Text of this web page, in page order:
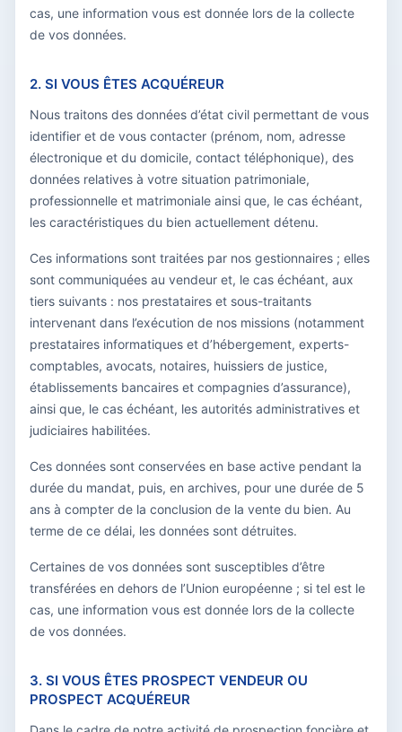
cas, une information vous est donnée lors de la collecte
de vos données.
2. SI VOUS ÊTES ACQUÉREUR
Nous traitons des données d’état civil permettant de vous
identifier et de vous contacter (prénom, nom, adresse
électronique et du domicile, contact téléphonique), des
données relatives à votre situation patrimoniale,
professionnelle et matrimoniale ainsi que, le cas échéant,
les caractéristiques du bien actuellement détenu.
Ces informations sont traitées par nos gestionnaires ; elles
sont communiquées au vendeur et, le cas échéant, aux
tiers suivants : nos prestataires et sous-traitants
intervenant dans l’exécution de nos missions (notamment
prestataires informatiques et d’hébergement, experts-
comptables, avocats, notaires, huissiers de justice,
établissements bancaires et compagnies d’assurance),
ainsi que, le cas échéant, les autorités administratives et
judiciaires habilitées.
Ces données sont conservées en base active pendant la
durée du mandat, puis, en archives, pour une durée de 5
ans à compter de la conclusion de la vente du bien. Au
terme de ce délai, les données sont détruites.
Certaines de vos données sont susceptibles d’être
transférées en dehors de l’Union européenne ; si tel est le
cas, une information vous est donnée lors de la collecte
de vos données.
3. SI VOUS ÊTES PROSPECT VENDEUR OU
PROSPECT ACQUÉREUR